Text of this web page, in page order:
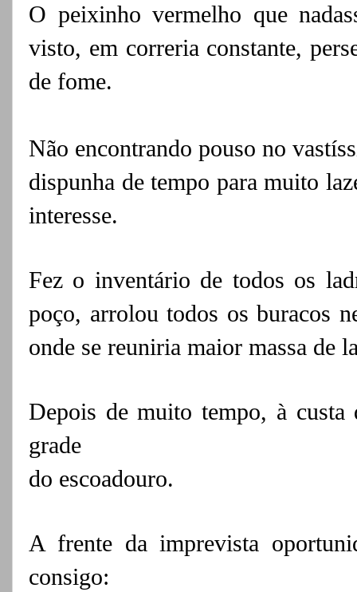
O peixinho vermelho que
visto, em correria constante,
de fome.
Não encontrando pouso no
dispunha de tempo para muito
interesse.
Fez o inventário de todos os
poço, arrolou todos os buracos
onde se reuniria maior massa de
Depois de muito tempo, à custa
grade
do escoadouro.
A frente da imprevista
consigo: